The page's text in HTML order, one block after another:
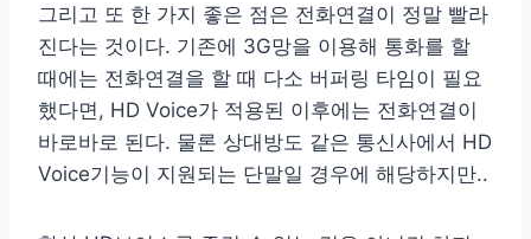
그리고 또 한 가지 좋은 점은 전화연결이 정말 빨라
진다는 것이다. 기존에 3G망을 이용해 통화를 할
때에는 전화연결을 할 때 다소 버퍼링 타임이 필요
했다면, HD Voice가 적용된 이후에는 전화연결이
바로바로 된다. 물론 상대방도 같은 통신사에서 HD
Voice기능이 지원되는 단말일 경우에 해당하지만..